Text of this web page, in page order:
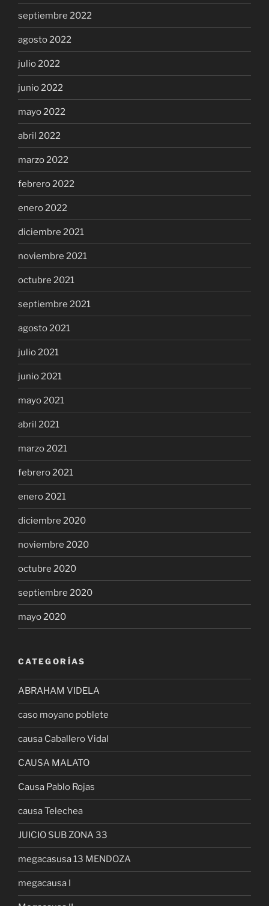
septiembre 2022
agosto 2022
julio 2022
junio 2022
mayo 2022
abril 2022
marzo 2022
febrero 2022
enero 2022
diciembre 2021
noviembre 2021
octubre 2021
septiembre 2021
agosto 2021
julio 2021
junio 2021
mayo 2021
abril 2021
marzo 2021
febrero 2021
enero 2021
diciembre 2020
noviembre 2020
octubre 2020
septiembre 2020
mayo 2020
CATEGORÍAS
ABRAHAM VIDELA
caso moyano poblete
causa Caballero Vidal
CAUSA MALATO
Causa Pablo Rojas
causa Telechea
JUICIO SUB ZONA 33
megacasusa 13 MENDOZA
megacausa I